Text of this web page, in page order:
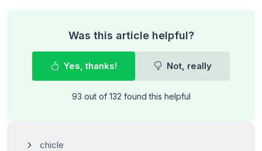
Was this article helpful?
Yes, thanks! Not, really
93 out of 132 found this helpful
chicle